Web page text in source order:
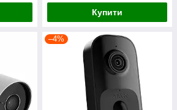
Купити
–4%